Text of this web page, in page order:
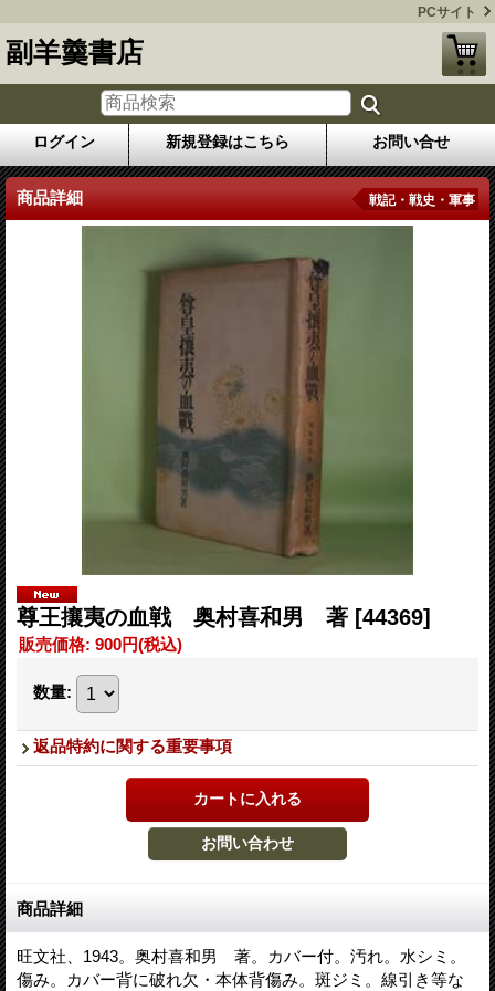
PCサイト
副羊羹書店
ログイン 新規登録はこちら お問い合せ
商品詳細 戦記・戦史・軍事
尊王攘夷の血戦 奥村喜和男 著 [44369]
販売価格: 900円(税込)
数量:
返品特約に関する重要事項
商品詳細
旺文社、1943。奥村喜和男 著。カバー付。汚れ。水シミ。
傷み。カバー背に破れ欠・本体背傷み。斑ジミ。線引き等な